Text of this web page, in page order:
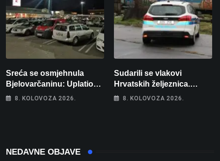
Sreća se osmjehnula
Bjelovarčaninu: Uplatio
samo 4 eura, a osvojio
8. KOLOVOZA 2026.
Sudarili se vlakovi
Hrvatskih željeznica.
Šestero osoba teško
8. KOLOVOZA 2026.
NEDAVNE OBJAVE